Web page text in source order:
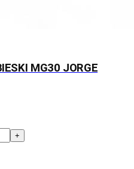
MG30 JORGE
+